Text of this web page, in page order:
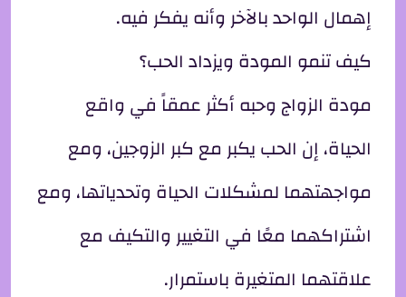
إهمال الواحد بالآخر وأنه يفكر فيه.
كيف تنمو المودة ويزداد الحب؟
مودة الزواج وحبه أكثر عمقاً في واقع
الحياة، إن الحب يكبر مع كبر الزوجين، ومع
مواجهتهما لمشكلات الحياة وتحدياتها، ومع
اشتراكهما معًا في التغيير والتكيف مع
علاقتهما المتغيرة باستمرار.